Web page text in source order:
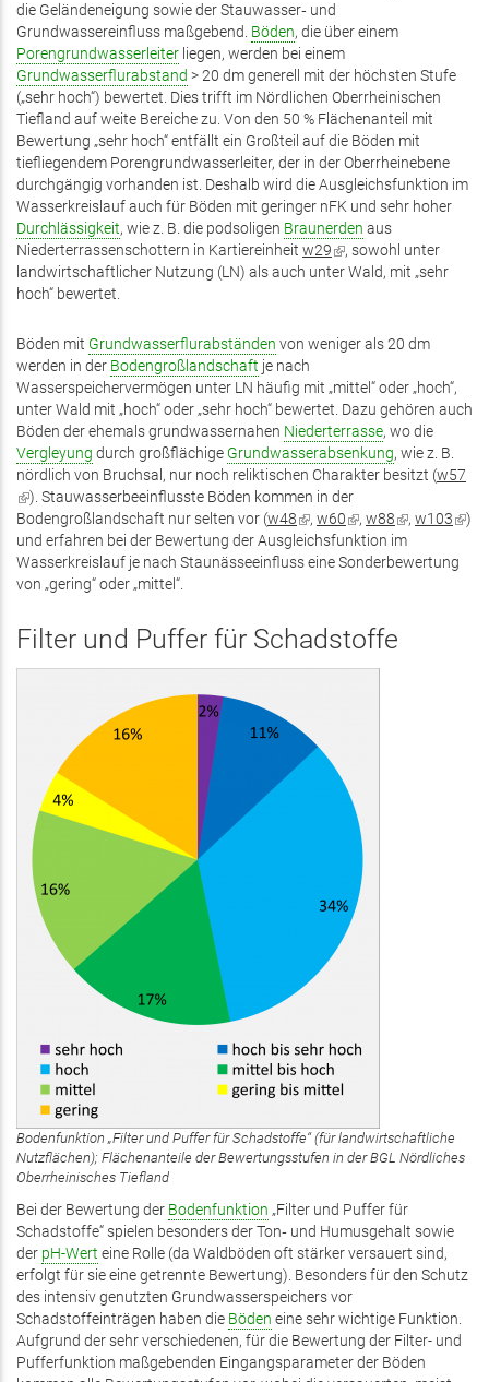
die Geländeneigung sowie der Stauwasser‑ und
Grundwassereinfluss maßgebend. Böden, die über einem
Porengrundwasserleiter liegen, werden bei einem
Grundwasserflurabstand > 20 dm generell mit der höchsten Stufe
(„sehr hoch“) bewertet. Dies trifft im Nördlichen Oberrheinischen
Tiefland auf weite Bereiche zu. Von den 50 % Flächenanteil mit
Bewertung „sehr hoch“ entfällt ein Großteil auf die Böden mit
tiefliegendem Porengrundwasserleiter, der in der Oberrheinebene
durchgängig vorhanden ist. Deshalb wird die Ausgleichsfunktion im
Wasserkreislauf auch für Böden mit geringer nFK und sehr hoher
Durchlässigkeit, wie z. B. die podsoligen Braunerden aus
Niederterrassenschottern in Kartiereinheit w29(Link
ist
, sowohl unter
landwirtschaftlicher Nutzung (LN) als auch unter Wald, mit „sehr
hoch“ bewertet.
Böden mit Grundwasserflurabständen von weniger als 20 dm
werden in der Bodengroßlandschaft je nach
Wasserspeichervermögen unter LN häufig mit „mittel“ oder „hoch“,
unter Wald mit „hoch“ oder „sehr hoch“ bewertet. Dazu gehören auch
Böden der ehemals grundwassernahen Niederterrasse, wo die
Vergleyung durch großflächige Grundwasserabsenkung, wie z. B.
nördlich von Bruchsal, nur noch reliktischen Charakter besitzt (w57
(Link
ist
extern)
). Stauwasserbeeinflusste Böden kommen in der
Bodengroßlandschaft nur selten vor (w48(Link
ist
extern)
, w60(Link
ist
extern)
, w88(Link
ist
extern)
, w103(Link
)
und erfahren bei der Bewertung der Ausgleichsfunktion im
Wasserkreislauf je nach Staunässeeinfluss eine Sonderbewertung
von „gering“ oder „mittel“.
Filter und Puffer für Schadstoffe
Bodenfunktion „Filter und Puffer für Schadstoffe“ (für landwirtschaftliche
Nutzflächen); Flächenanteile der Bewertungsstufen in der BGL Nördliches
Oberrheinisches Tiefland
Bei der Bewertung der Bodenfunktion „Filter und Puffer für
Schadstoffe“ spielen besonders der Ton‑ und Humusgehalt sowie
der pH-Wert eine Rolle (da Waldböden oft stärker versauert sind,
erfolgt für sie eine getrennte Bewertung). Besonders für den Schutz
des intensiv genutzten Grundwasserspeichers vor
Schadstoffeinträgen haben die Böden eine sehr wichtige Funktion.
Aufgrund der sehr verschiedenen, für die Bewertung der Filter- und
Pufferfunktion maßgebenden Eingangsparameter der Böden